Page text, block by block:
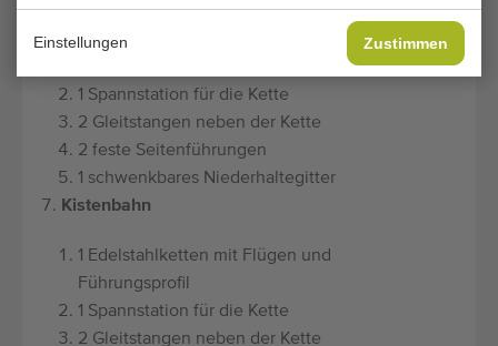
Einstellungen Zustimmen
1 Edelstahlketten mit Flügen und
1 Spannstation für die Kette
2 Gleitstangen neben der Kette
2 feste Seitenführungen
1 schwenkbares Niederhaltegitter
Kistenbahn
1 Edelstahlketten mit Flügen und
Führungsprofil
1 Spannstation für die Kette
2 Gleitstangen neben der Kette